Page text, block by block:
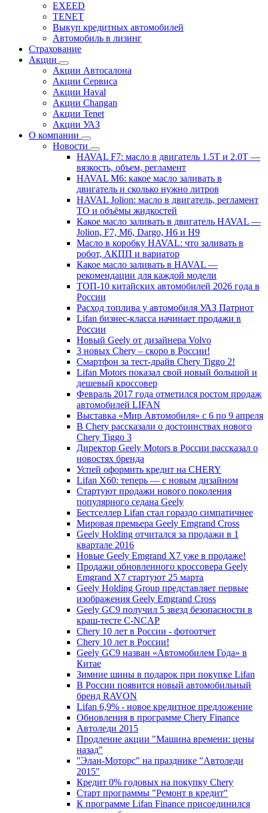
EXEED
TENET
Выкуп кредитных автомобилей
Автомобиль в лизинг
Страхование
Акции
Акции Автосалона
Акции Сервиса
Акции Haval
Акции Changan
Акции Tenet
Акции УАЗ
О компании
Новости
HAVAL F7: масло в двигатель 1.5T и 2.0T —
вязкость, объем, регламент
HAVAL M6: какое масло заливать в
двигатель и сколько нужно литров
HAVAL Jolion: масло в двигатель, регламент
ТО и объёмы жидкостей
Какое масло заливать в двигатель HAVAL —
Jolion, F7, M6, Dargo, H6 и H9
Масло в коробку HAVAL: что заливать в
робот, АКПП и вариатор
Какое масло заливать в HAVAL —
рекомендации для каждой модели
ТОП-10 китайских автомобилей 2026 года в
России
Расход топлива у автомобиля УАЗ Патриот
Lifan бизнес-класса начинает продажи в
России
Новый Geely от дизайнера Volvo
3 новых Chery – скоро в России!
Смартфон за тест-драйв Chery Tiggo 2!
Lifan Motors показал свой новый большой и
дешевый кроссовер
Февраль 2017 года отметился ростом продаж
автомобилей LIFAN
Выставка «Мир Автомобиля» с 6 по 9 апреля
В Chery рассказали о достоинствах нового
Chery Tiggo 3
Директор Geely Motors в России рассказал о
новостях бренда
Успей оформить кредит на CHERY
Lifan X60: теперь — с новым дизайном
Стартуют продажи нового поколения
популярного седана Geely
Бестселлер Lifan стал гораздо симпатичнее
Мировая премьера Geely Emgrand Cross
Geely Holding отчитался за продажи в 1
квартале 2016
Новые Geely Emgrand X7 уже в продаже!
Продажи обновленного кроссовера Geely
Emgrand X7 стартуют 25 марта
Geely Holding Group представляет первые
изображения Geely Emgrand Cross
Geely GC9 получил 5 звезд безопасности в
краш-тесте C-NCAP
Chery 10 лет в России - фотоотчет
Chery 10 лет в России!
Geely GC9 назван «Автомобилем Года» в
Китае
Зимние шины в подарок при покупке Lifan
В России появится новый автомобильный
бренд RAVON
Lifan 6,9% - новое кредитное предложение
Обновления в программе Chery Finance
Автоледи 2015
Продление акции "Машина времени: цены
назад"
"Элан-Моторс" на празднике "Автоледи
2015"
Кредит 0% годовых на покупку Chery
Старт программы "Ремонт в кредит"
К программе Lifan Finance присоединился